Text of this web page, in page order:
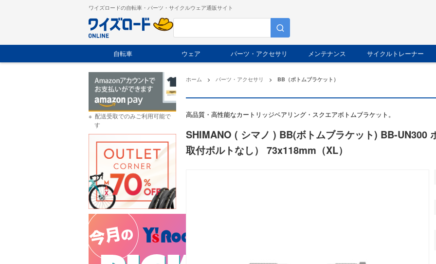
ワイズロードの自転車・パーツ・サイクルウェア通販サイト
自転車 ウェア パーツ・アクセサリ メンテナンス サイクルトレーナー
ホーム > パーツ・アクセサリ > BB（ボトムブラケット）
高品質・高性能なカートリッジベアリング・スクエアボトムブラケット。
SHIMANO ( シマノ ) BB(ボトムブラケット) BB-UN300
取付ボルトなし） 73x118mm（XL）
配送受取でのみご利用可能で
す